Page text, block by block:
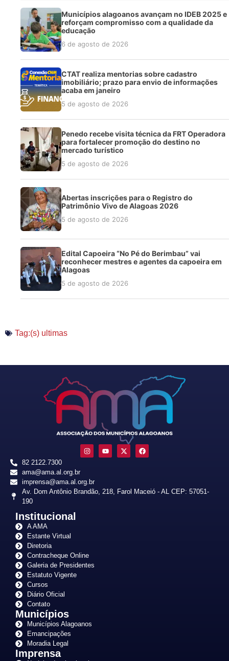
Municípios alagoanos avançam no IDEB 2025 e
reforçam compromisso com a qualidade da
educação
6 de agosto de 2026
CTAT realiza mentorias sobre cadastro
imobiliário; prazo para envio de informações
acaba em janeiro
5 de agosto de 2026
Penedo recebe visita técnica da FRT Operadora
para fortalecer promoção do destino no
mercado turístico
5 de agosto de 2026
Abertas inscrições para o Registro do
Patrimônio Vivo de Alagoas 2026
5 de agosto de 2026
Edital Capoeira “No Pé do Berimbau” vai
reconhecer mestres e agentes da capoeira em
Alagoas
5 de agosto de 2026
Tag:(s) ultimas
82 2122.7300
ama@ama.al.org.br
imprensa@ama.al.org.br
Av. Dom Antônio Brandão, 218, Farol Maceió - AL CEP: 57051-
190
Institucional
A AMA
Estante Virtual
Diretoria
Contracheque Online
Galeria de Presidentes
Estatuto Vigente
Cursos
Diário Oficial
Contato
Municípios
Municípios Alagoanos
Emancipações
Moradia Legal
Imprensa